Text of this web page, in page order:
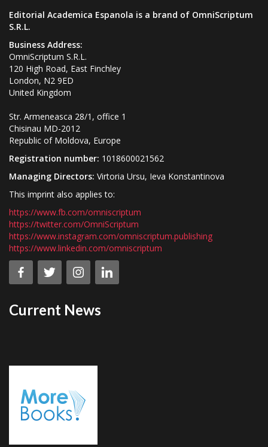
Editorial Academica Espanola is a brand of OmniScriptum
S.R.L.
Business Address:
OmniScriptum S.R.L.
120 High Road, East Finchley
London, N2 9ED
United Kingdom
Str. Armeneasca 28/1, office 1
Chisinau MD-2012
Republic of Moldova, Europe
Registration number: 1018600021562
Managing Directors: Virtoria Ursu, Ieva Konstantinova
This imprint also applies to:
https://www.fb.com/omniscriptum
https://twitter.com/OmniScriptum
https://www.instagram.com/omniscriptum.publishing
https://www.linkedin.com/omniscriptum
Current News